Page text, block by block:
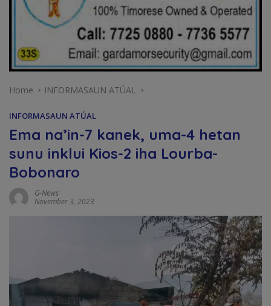
Home INFORMASAUN ATÚAL
INFORMASAUN ATÚAL
Ema na’in-7 kanek, uma-4 hetan
sunu inklui Kios-2 iha Lourba-
Bobonaro
G-News
November 3, 2023